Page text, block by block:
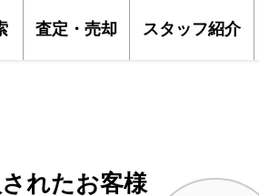
査定・売却 スタッフ紹介
れたお客様